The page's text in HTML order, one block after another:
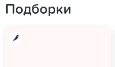
Подборки